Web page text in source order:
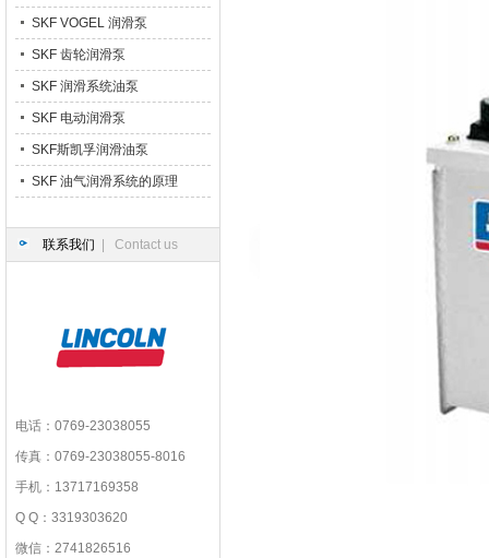
SKF VOGEL 润滑泵
SKF 齿轮润滑泵
SKF 润滑系统油泵
SKF 电动润滑泵
SKF斯凯孚润滑油泵
SKF 油气润滑系统的原理
联系我们 | Contact us
电话：0769-23038055
传真：0769-23038055-8016
手机：13717169358
Q Q：3319303620
微信：2741826516